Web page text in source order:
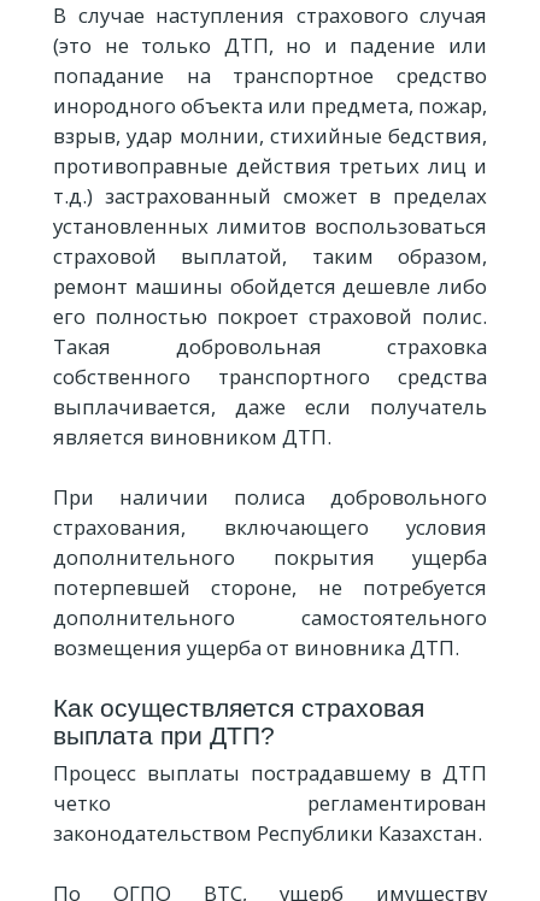
В случае наступления страхового случая
(это не только ДТП, но и падение или
попадание на транспортное средство
инородного объекта или предмета, пожар,
взрыв, удар молнии, стихийные бедствия,
противоправные действия третьих лиц и
т.д.) застрахованный сможет в пределах
установленных лимитов воспользоваться
страховой выплатой, таким образом,
ремонт машины обойдется дешевле либо
его полностью покроет страховой полис.
Такая добровольная страховка
собственного транспортного средства
выплачивается, даже если получатель
является виновником ДТП.
При наличии полиса добровольного
страхования, включающего условия
дополнительного покрытия ущерба
потерпевшей стороне, не потребуется
дополнительного самостоятельного
возмещения ущерба от виновника ДТП.
Как осуществляется страховая
выплата при ДТП?
Процесс выплаты пострадавшему в ДТП
четко регламентирован
законодательством Республики Казахстан.
По ОГПО ВТС, ущерб имуществу